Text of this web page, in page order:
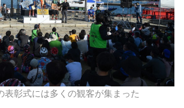
表彰式には多くの観客が集まった